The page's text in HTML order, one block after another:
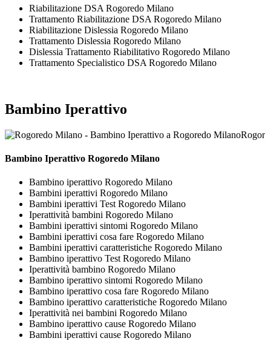
Riabilitazione DSA Rogoredo Milano
Trattamento Riabilitazione DSA Rogoredo Milano
Riabilitazione Dislessia Rogoredo Milano
Trattamento Dislessia Rogoredo Milano
Dislessia Trattamento Riabilitativo Rogoredo Milano
Trattamento Specialistico DSA Rogoredo Milano
Bambino Iperattivo
Bambino Iperattivo Rogoredo Milano
Bambino iperattivo Rogoredo Milano
Bambini iperattivi Rogoredo Milano
Bambini iperattivi Test Rogoredo Milano
Iperattività bambini Rogoredo Milano
Bambini iperattivi sintomi Rogoredo Milano
Bambini iperattivi cosa fare Rogoredo Milano
Bambini iperattivi caratteristiche Rogoredo Milano
Bambino iperattivo Test Rogoredo Milano
Iperattività bambino Rogoredo Milano
Bambino iperattivo sintomi Rogoredo Milano
Bambino iperattivo cosa fare Rogoredo Milano
Bambino iperattivo caratteristiche Rogoredo Milano
Iperattività nei bambini Rogoredo Milano
Bambino iperattivo cause Rogoredo Milano
Bambini iperattivi cause Rogoredo Milano